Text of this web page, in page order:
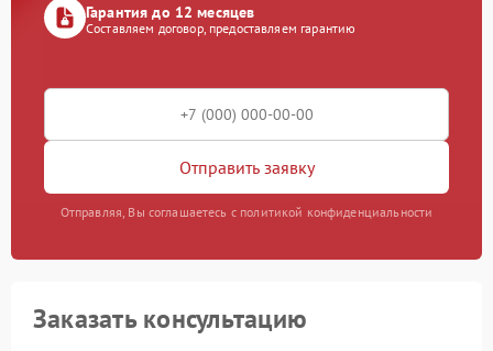
Гарантия до 12 месяцев
Составляем договор, предоставляем гарантию
Отправить заявку
Отправляя, Вы соглашаетесь с политикой конфиденциальности
Заказать консультацию